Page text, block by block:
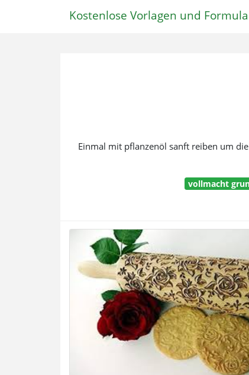
Kostenlose Vorlagen und
Einmal mit pflanzenöl sanft reiben um
vollmacht